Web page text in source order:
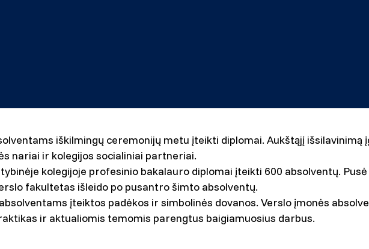
iškilmingų ceremonijų metu įteikti diplomai. Aukštąjį išsilavinimą
nariai ir kolegijos socialiniai partneriai.
kolegijoje profesinio bakalauro diplomai įteikti 600 absolventų.
fakultetas išleido po pusantro šimto absolventų.
įteiktos padėkos ir simbolinės dovanos. Verslo įmonės
ir aktualiomis temomis parengtus baigiamuosius darbus.